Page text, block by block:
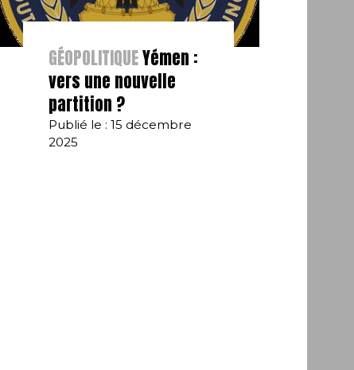
GÉOPOLITIQUEYémen :
vers une nouvelle
partition ?
Publié le : 15 décembre
2025